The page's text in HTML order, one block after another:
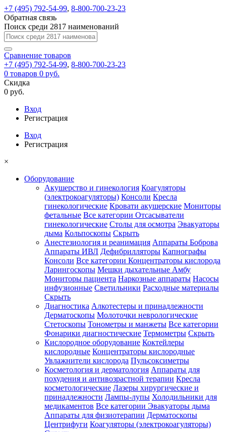
+7 (495) 792-54-99, 8-800-700-23-23
Обратная связь
Поиск среди 2817 наименований
Сравнение товаров
+7 (495) 792-54-99, 8-800-700-23-23
0 товаров 0 руб.
Скидка
0 руб.
Вход
Регистрация
Вход
Регистрация
×
Оборудование
Акушерство и гинекология Коагуляторы
(электрокоагуляторы) Консоли Кресла
гинекологические Кровати акушерские Мониторы
фетальные Все категории Отсасыватели
гинекологические Столы для осмотра Эвакуаторы
дыма Кольпоскопы Скрыть
Анестезиология и реанимация Аппараты Боброва
Аппараты ИВЛ Дефибрилляторы Капнографы
Консоли Все категории Концентраторы кислорода
Ларингоскопы Мешки дыхательные Амбу
Мониторы пациента Наркозные аппараты Насосы
инфузионные Светильники Расходные материалы
Скрыть
Диагностика Алкотестеры и принадлежности
Дерматоскопы Молоточки неврологические
Стетоскопы Тонометры и манжеты Все категории
Фонарики диагностические Термометры Скрыть
Кислородное оборудование Коктейлеры
кислородные Концентраторы кислородные
Увлажнители кислорода Пульсоксиметры
Косметология и дерматология Аппараты для
похудения и антивозрастной терапии Кресла
косметологические Лазеры хирургические и
принадлежности Лампы-лупы Холодильники для
медикаментов Все категории Эвакуаторы дыма
Аппараты для физиотерапии Дерматоскопы
Центрифуги Коагуляторы (электрокоагуляторы)